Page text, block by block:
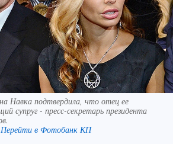
Навка подтвердила, что отец ее
супруг - пресс-секретарь президента
Перейти в Фотобанк КП